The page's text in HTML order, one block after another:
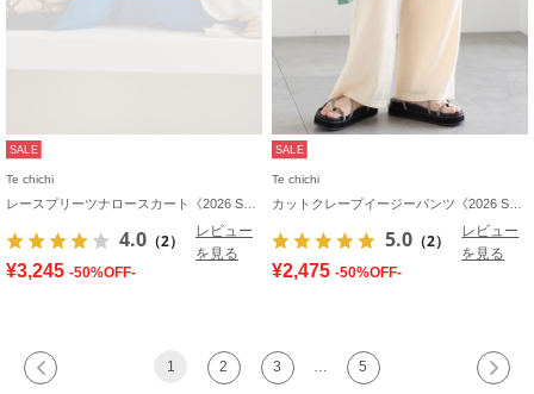
SALE
Te chichi
4.0 （2）
レビュー
を見る
¥3,245 -50%OFF-
SALE
Te chichi
5.0 （2）
レビュー
を見る
¥2,475 -50%OFF-
1 2 3 5